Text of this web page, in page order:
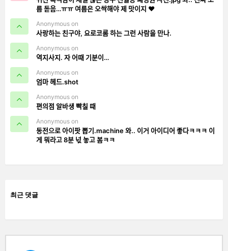
름 돋음…ㅠㅠ 여름은 오싹해야 제 맛이지 ❤️
Anonymous on
사랑하는 친구야, 요로코롬 하는 그런 사람을 만나.
Anonymous on
역지사지. 자 어때 기분이…
Anonymous on
엄마 헤드.shot
Anonymous on
편의점 알바생 빡칠 때
Anonymous on
동전으로 아이팟 뽑기.machine 와.. 이거 아이디어 좋다ㅋㅋㅋ 이
게 뭐라고 8분 넋 놓고 봄ㅋㅋ
최근 댓글